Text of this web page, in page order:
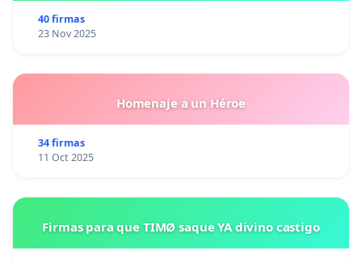
40 firmas
23 Nov 2025
Homenaje a un Héroe
34 firmas
11 Oct 2025
Firmas para que TIMØ saque YA divino castigo